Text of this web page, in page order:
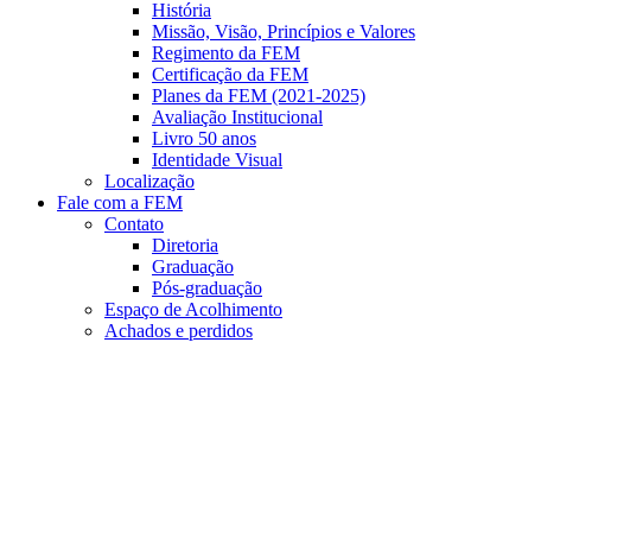
História
Missão, Visão, Princípios e Valores
Regimento da FEM
Certificação da FEM
Planes da FEM (2021-2025)
Avaliação Institucional
Livro 50 anos
Identidade Visual
Localização
Fale com a FEM
Contato
Diretoria
Graduação
Pós-graduação
Espaço de Acolhimento
Achados e perdidos